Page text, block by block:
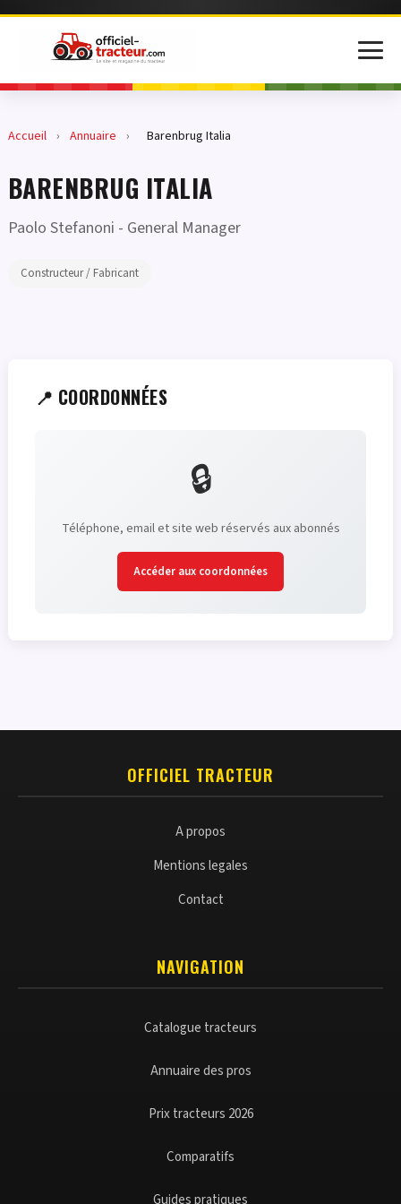
Accueil › Annuaire › Barenbrug Italia
BARENBRUG ITALIA
Paolo Stefanoni - General Manager
Constructeur / Fabricant
📍 COORDONNÉES
🔒
Téléphone, email et site web réservés aux abonnés
Accéder aux coordonnées
OFFICIEL TRACTEUR
A propos
Mentions legales
Contact
NAVIGATION
Catalogue tracteurs
Annuaire des pros
Prix tracteurs 2026
Comparatifs
Guides pratiques